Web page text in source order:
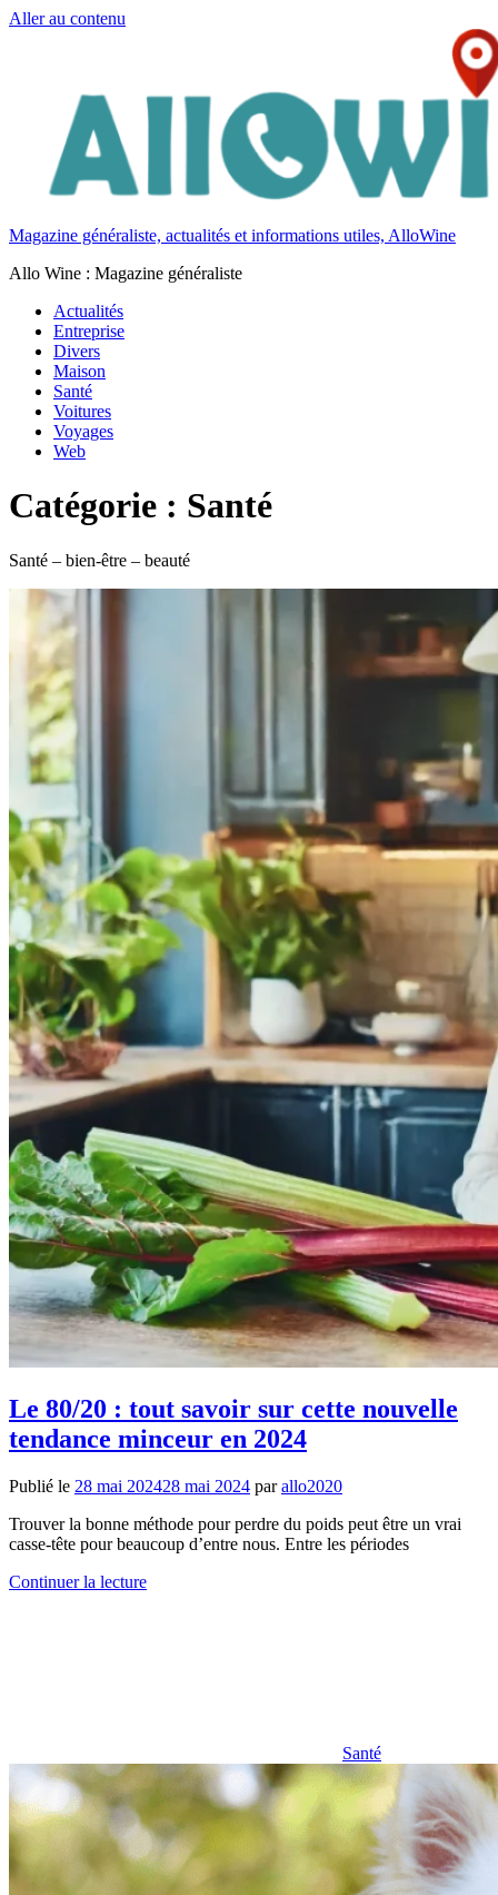
Aller au contenu
Magazine généraliste, actualités et informations utiles, AlloWine
Allo Wine : Magazine généraliste
Actualités
Entreprise
Divers
Maison
Santé
Voitures
Voyages
Web
Catégorie : Santé
Santé – bien-être – beauté
Le 80/20 : tout savoir sur cette nouvelle
tendance minceur en 2024
Publié le 28 mai 202428 mai 2024 parallo2020
Trouver la bonne méthode pour perdre du poids peut être un vrai
casse-tête pour beaucoup d’entre nous. Entre les périodes
Continuer la lecture
Santé